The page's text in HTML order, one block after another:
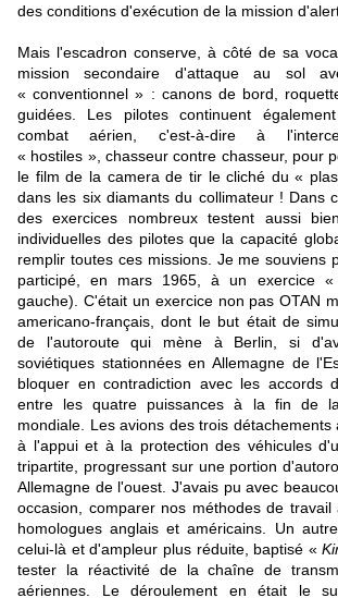
des conditions d'exécution de la mission
Mais l'escadron conserve, à côté de sa
mission secondaire d'attaque au sol
« conventionnel » : canons de bord,
guidées. Les pilotes continuent
combat aérien, c'est-à-dire à
« hostiles », chasseur contre chasseur, pour
le film de la camera de tir le cliché du «
dans les six diamants du collimateur ! Dans
des exercices nombreux testent aussi
individuelles des pilotes que la capacité
remplir toutes ces missions. Je me souviens
participé, en mars 1965, à un exercice «
gauche). C'était un exercice non pas OTAN
americano-français, dont le but était de
de l'autoroute qui mène à Berlin, si
soviétiques stationnées en Allemagne de
bloquer en contradiction avec les accords
entre les quatre puissances à la fin de
mondiale. Les avions des trois détachements
à l'appui et à la protection des véhicules
tripartite, progressant sur une portion
Allemagne de l'ouest. J'avais pu avec
occasion, comparer nos méthodes de
homologues anglais et américains. Un
celui-là et d'ampleur plus réduite, baptisé «
tester la réactivité de la chaîne de
aériennes. Le déroulement en était le